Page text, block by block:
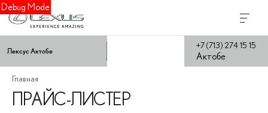
Debug Mode
Лексус Актобе
+7 (713) 274 15 15
Актобе
Главная
ПРАЙС-ЛИСТЕР